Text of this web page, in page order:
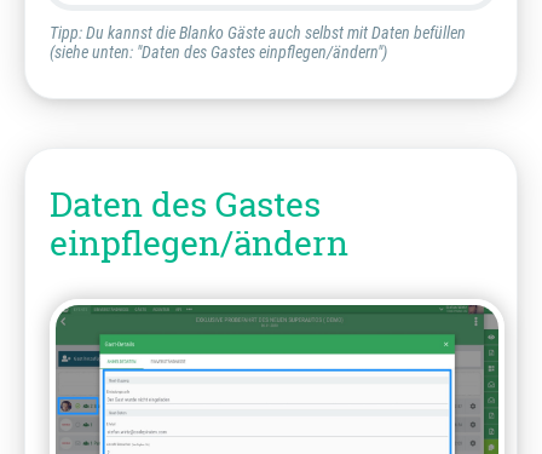
Tipp: Du kannst die Blanko Gäste auch selbst mit Daten befüllen
(siehe unten: "Daten des Gastes einpflegen/ändern")
Daten des Gastes
einpflegen/ändern